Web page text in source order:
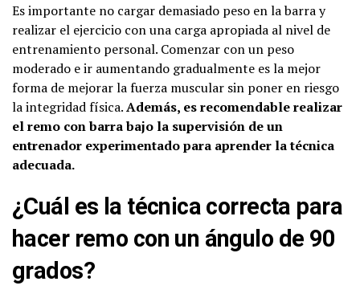
Es importante no cargar demasiado peso en la barra y
realizar el ejercicio con una carga apropiada al nivel de
entrenamiento personal. Comenzar con un peso
moderado e ir aumentando gradualmente es la mejor
forma de mejorar la fuerza muscular sin poner en riesgo
la integridad física.Además, es recomendable realizar
el remo con barra bajo la supervisión de un
entrenador experimentado para aprender la técnica
adecuada.
¿Cuál es la técnica correcta para
hacer remo con un ángulo de 90
grados?